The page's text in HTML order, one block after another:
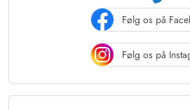
Følg os på
Følg os på